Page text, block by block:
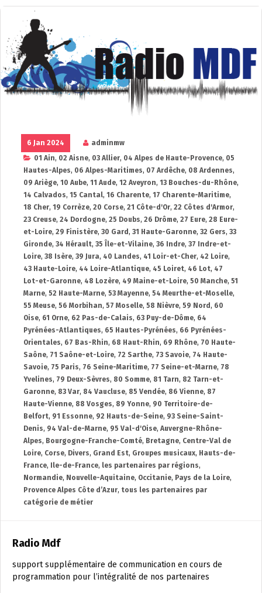
6 Jan 2024
adminmw
01 Ain, 02 Aisne, 03 Allier, 04 Alpes de Haute-Provence, 05
Hautes-Alpes, 06 Alpes-Maritimes, 07 Ardêche, 08 Ardennes,
09 Ariège, 10 Aube, 11 Aude, 12 Aveyron, 13 Bouches-du-Rhône,
14 Calvados, 15 Cantal, 16 Charente, 17 Charente-Maritime,
18 Cher, 19 Corrèze, 20 Corse, 21 Côte-d'Or, 22 Côtes d'Armor,
23 Creuse, 24 Dordogne, 25 Doubs, 26 Drôme, 27 Eure, 28 Eure-
et-Loire, 29 Finistère, 30 Gard , 31 Haute-Garonne, 32 Gers, 33
Gironde, 34 Hérault, 35 Île-et-Vilaine, 36 Indre, 37 Indre-et-
Loire, 38 Isère, 39 Jura, 40 Landes, 41 Loir-et-Cher, 42 Loire,
43 Haute-Loire, 44 Loire-Atlantique, 45 Loiret, 46 Lot, 47
Lot-et-Garonne, 48 Lozère, 49 Maine-et-Loire, 50 Manche, 51
Marne, 52 Haute-Marne, 53 Mayenne, 54 Meurthe-et-Moselle,
55 Meuse, 56 Morbihan, 57 Moselle, 58 Nièvre, 59 Nord , 60
Oise, 61 Orne, 62 Pas-de-Calais, 63 Puy-de-Dôme, 64
Pyrénées-Atlantiques, 65 Hautes-Pyrénées, 66 Pyrénées-
Orientales, 67 Bas-Rhin, 68 Haut-Rhin, 69 Rhône, 70 Haute-
Saône, 71 Saône-et-Loire, 72 Sarthe, 73 Savoie, 74 Haute-
Savoie, 75 Paris, 76 Seine-Maritime, 77 Seine-et-Marne, 78
Yvelines, 79 Deux-Sèvres, 80 Somme, 81 Tarn, 82 Tarn-et-
Garonne, 83 Var, 84 Vaucluse, 85 Vendée, 86 Vienne, 87
Haute-Vienne, 88 Vosges, 89 Yonne, 90 Territoire-de-
Belfort, 91 Essonne, 92 Hauts-de-Seine, 93 Seine-Saint-
Denis, 94 Val-de-Marne, 95 Val-d'Oise, Auvergne-Rhône-
Alpes, Bourgogne-Franche-Comté, Bretagne, Centre-Val de
Loire, Corse, Divers, Grand Est, Groupes musicaux, Hauts-de-
France, Ile-de-France, les partenaires par régions,
Normandie, Nouvelle-Aquitaine, Occitanie, Pays de la Loire,
Provence Alpes Côte d’Azur, tous les partenaires par
catégorie de métier
Radio Mdf
support supplémentaire de communication en cours de
programmation pour l’intégralité de nos partenaires